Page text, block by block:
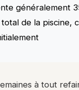
généralement
de la piscine,
à tout